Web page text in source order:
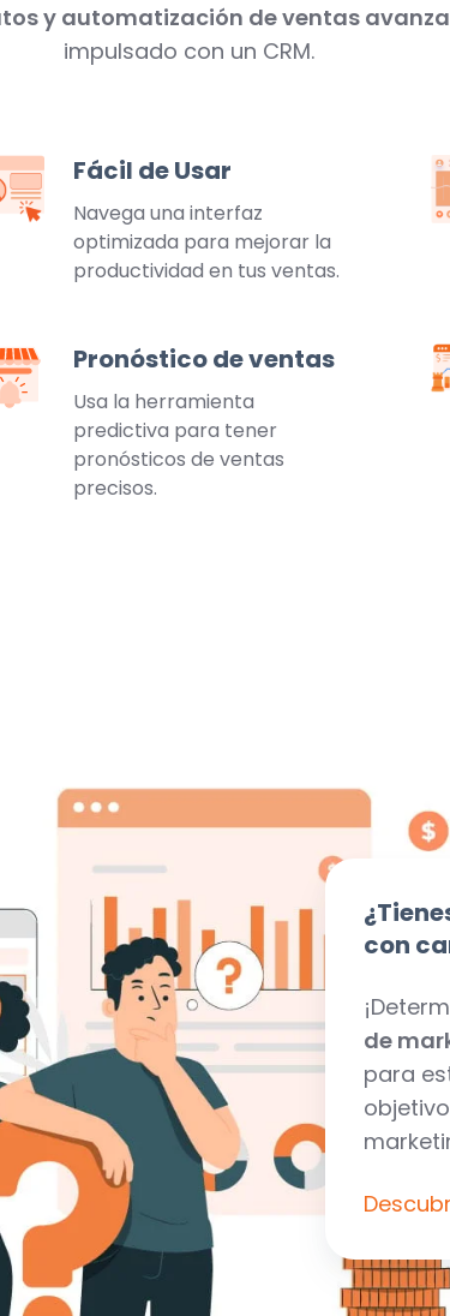
y automatización de ventas
impulsado con un CRM.
Fácil de Usar
Navega una interfaz
optimizada para mejorar la
productividad en tus ventas.
Pronóstico de ventas
Usa la herramienta
predictiva para tener
pronósticos de ventas
precisos.
con
de
para